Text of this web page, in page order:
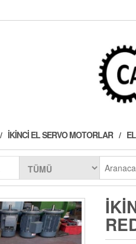
İKINCI EL SERVO MOTORLAR